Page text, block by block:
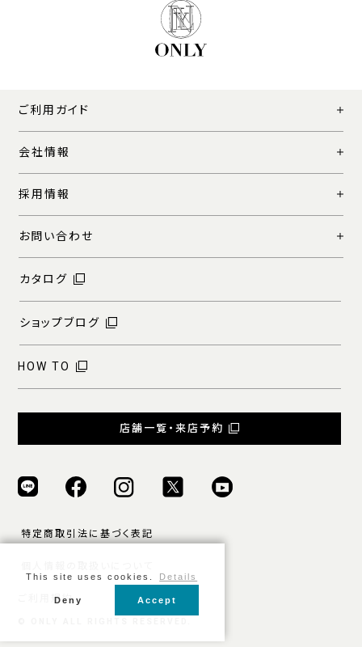
ご利用ガイド
会社情報
採用情報
お問い合わせ
カタログ
ショップブログ
HOW TO
店舗一覧・来店予約
特定商取引法に基づく表記
ご利用規約
This site uses cookies. Details
Deny Accept